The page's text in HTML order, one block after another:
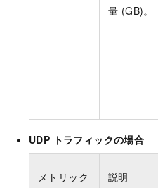
量 (GB)。
UDP トラフィックの場合
メトリック 説明